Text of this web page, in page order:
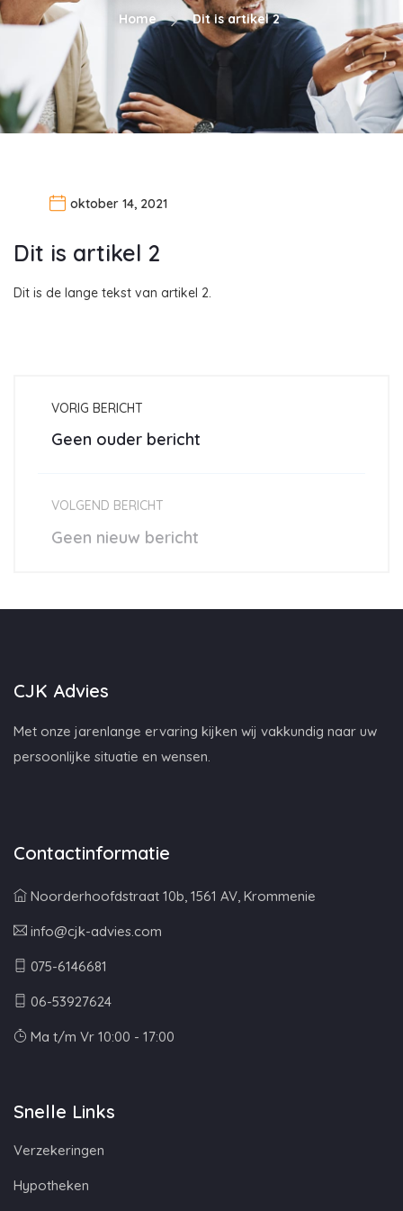
Home Dit is artikel 2
oktober 14, 2021
Dit is artikel 2
Dit is de lange tekst van artikel 2.
VORIG BERICHT
Geen ouder bericht
VOLGEND BERICHT
Geen nieuw bericht
CJK Advies
Met onze jarenlange ervaring kijken wij vakkundig naar uw
persoonlijke situatie en wensen.
Contactinformatie
Noorderhoofdstraat 10b, 1561 AV, Krommenie
info@cjk-advies.com
075-6146681
06-53927624
Ma t/m Vr 10:00 - 17:00
Snelle Links
Verzekeringen
Hypotheken